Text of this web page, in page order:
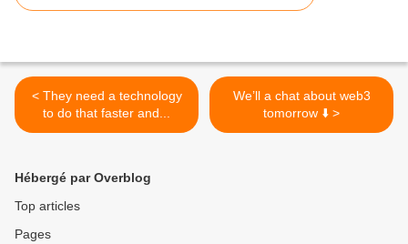
< They need a technology
to do that faster and...
We’ll a chat about web3
tomorrow ⬇️ >
Hébergé par Overblog
Top articles
Pages